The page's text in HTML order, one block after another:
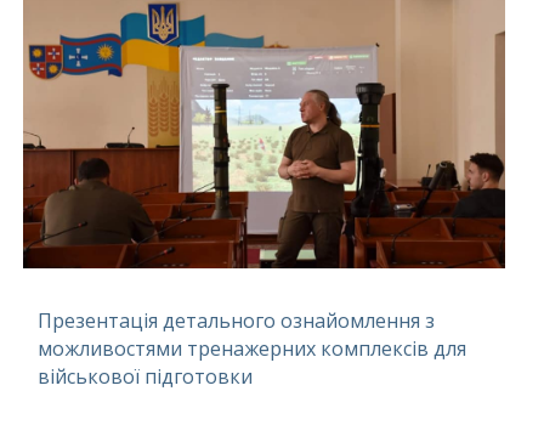
Презентація детального ознайомлення з
можливостями тренажерних комплексів для
військової підготовки